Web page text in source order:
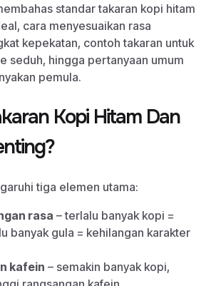
standar takaran kopi hitam
cara menyesuaikan rasa
kepekatan, contoh takaran untuk
seduh, hingga pertanyaan umum
pemula.
Kopi Hitam Dan
tiga elemen utama:
rasa – terlalu banyak kopi =
banyak gula = kehilangan karakter
kafein – semakin banyak kopi,